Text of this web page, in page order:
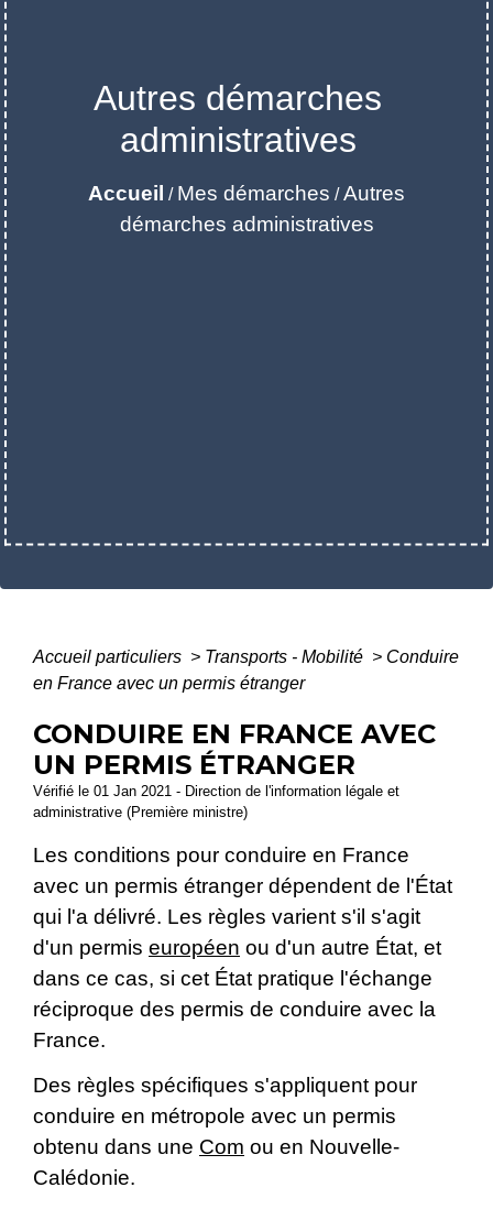
Autres démarches
administratives
Accueil / Mes démarches /Autres
démarches administratives
Accueil particuliers > Transports - Mobilité > Conduire
en France avec un permis étranger
CONDUIRE EN FRANCE AVEC
UN PERMIS ÉTRANGER
Vérifié le 01 Jan 2021 - Direction de l'information légale et
administrative (Première ministre)
Les conditions pour conduire en France
avec un permis étranger dépendent de l'État
qui l'a délivré. Les règles varient s'il s'agit
d'un permis européen ou d'un autre État, et
dans ce cas, si cet État pratique l'échange
réciproque des permis de conduire avec la
France.
Des règles spécifiques s'appliquent pour
conduire en métropole avec un permis
obtenu dans une Com ou en Nouvelle-
Calédonie.